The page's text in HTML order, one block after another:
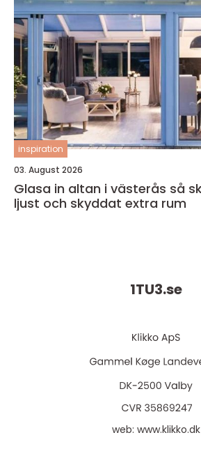
inspiration
03. August 2026
Glasa in altan i västerås så skapar du ett
ljust och skyddat extra rum
1TU3.se
web: www.klikko.dk